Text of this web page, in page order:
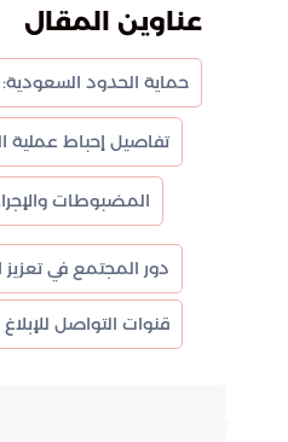
عناوين المقال
المضبوطات
دور المجتمع في تعزيز